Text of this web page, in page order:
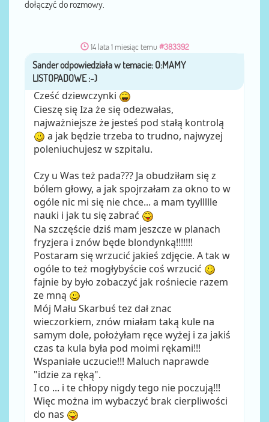
dołączyć do rozmowy.
14 lata 1 miesiąc temu #383392
przezSander
Cześć dziewczynki
Cieszę się Iza że się odezwałas,
najważniejsze że jesteś pod stałą kontrolą
a jak będzie trzeba to trudno, najwyzej
poleniuchujesz w szpitalu.
Czy u Was też pada??? Ja obudziłam się z
bólem głowy, a jak spojrzałam za okno to w
ogóle nic mi się nie chce... a mam tyyllllle
nauki i jak tu się zabrać
Na szczęście dziś mam jeszcze w planach
fryzjera i znów będe blondynką!!!!!!!
Postaram się wrzucić jakieś zdjęcie. A tak w
ogóle to też mogłybyście coś wrzucić
fajnie by było zobaczyć jak rośniecie razem
ze mną
Mój Mału Skarbuś tez dał znac
wieczorkiem, znów miałam taką kule na
samym dole, położyłam ręce wyżej i za jakiś
czas ta kula była pod moimi rękami!!!
Wspaniałe uczucie!!! Maluch naprawde
"idzie za ręką".
I co ... i te chłopy nigdy tego nie poczują!!!
Więc można im wybaczyć brak cierpliwości
do nas